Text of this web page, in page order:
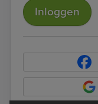
Inloggen